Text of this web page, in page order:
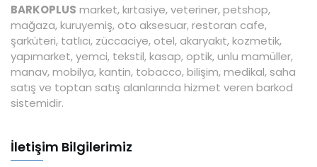
BARKOPLUS market, kırtasiye, veteriner, petshop,
mağaza, kuruyemiş, oto aksesuar, restoran cafe,
şarküteri, tatlıcı, züccaciye, otel, akaryakıt, kozmetik,
yapımarket, yemci, tekstil, kasap, optik, unlu mamüller,
manav, mobilya, kantin, tobacco, bilişim, medikal, saha
satış ve toptan satış alanlarında hizmet veren barkod
sistemidir.
İletişim Bilgilerimiz